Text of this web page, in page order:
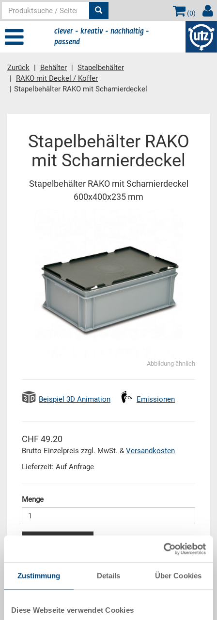
Zustimmung Details Über Cookies
Diese Webseite verwendet Cookies
(0)
clever - kreativ - nachhaltig -
passend
Zurück Behälter
Stapelbehälter
RAKO mit Deckel / Koffer
Stapelbehälter RAKO mit Scharnierdeckel
Stapelbehälter RAKO
mit Scharnierdeckel
Stapelbehälter RAKO mit Scharnierdeckel
600x400x235 mm
Abbildung ähnlich
Beispiel 3D Animation Emissionen
CHF 49.20
Brutto Einzelpreis zzgl. MwSt. & Versandkosten
Lieferzeit: Auf Anfrage
Menge
ab 10 Stück CHF 44.30
ab 50 Stück CHF 40.35